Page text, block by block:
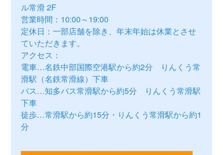
ル常滑 2F
営業時間：10:00～19:00
定休日：一部店舗を除き、年末年始は休業とさせ
ていただきます。
アクセス：
電車…名鉄中部国際空港駅から約2分 りんくう常
滑駅（名鉄常滑線）下車
バス…知多バス常滑駅から約5分 りんくう常滑駅
下車
徒歩…常滑駅から約15分・りんくう常滑駅から約1
分